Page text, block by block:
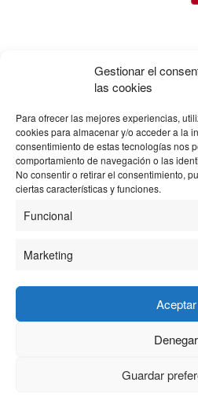
Gestionar el
las cookies
Para ofrecer las mejores experiencias,
cookies para almacenar y/o acceder a la
consentimiento de estas tecnologías nos
comportamiento de navegación o las
No consentir o retirar el consentimiento,
ciertas características y funciones.
Funcional
Marketing
Aceptar
Denegar
Guardar
No text found
© 2023 Personas y Tecnología